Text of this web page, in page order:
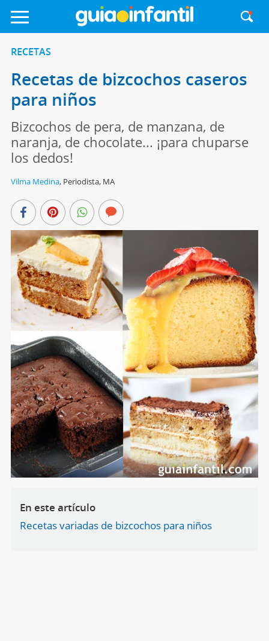
RECETAS
Recetas de bizcochos caseros
para niños
Bizcochos de pera, de manzana, de
naranja, de chocolate... ¡para chuparse
los dedos!
Vilma Medina, Periodista, MA
En este artículo
Recetas variadas de bizcochos para niños